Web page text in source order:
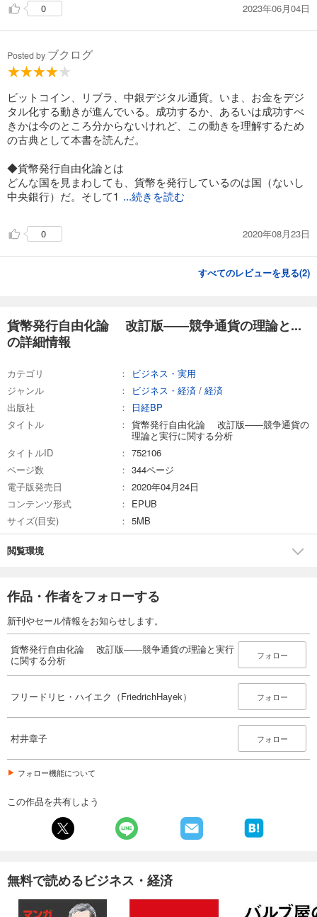
0 2023年06月04日
Posted by ブクログ
ビットコイン、リブラ、中銀デジタル通貨。いま、お金をデジ
タル化する動きが進んでいる。成功するか、あるいは成功すべ
きかは今のところ分からないけれど、この動きを理解するため
の古典として本書を読んだ。
◆貨幣発行自由化論とは
どんな国を見まわしても、貨幣を発行しているのは国（ないし
中央銀行）だ。そして1 ...続きを読む
0 2020年08月23日
すべてのレビューを見る(2)
貨幣発行自由化論 改訂版――競争通貨の理論と...
の詳細情報
カテゴリ
ビジネス・実用
ジャンル
ビジネス・経済 / 経済
出版社
日経BP
タイトル
貨幣発行自由化論 改訂版――競争通貨の
理論と実行に関する分析
タイトルID
752106
ページ数
344ページ
電子版発売日
2020年04月24日
コンテンツ形式
EPUB
サイズ(目安)
5MB
閲覧環境
作品・作者をフォローする
新刊やセール情報をお知らせします。
貨幣発行自由化論 改訂版――競争通貨の理論と実行
に関する分析
フォロー
フリードリヒ・ハイエク（FriedrichHayek） フォロー
村井章子 フォロー
フォロー機能について
この作品を共有しよう
無料で読めるビジネス・経済